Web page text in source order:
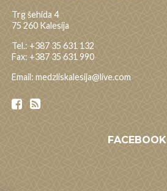
Trg šehida 4
75 260 Kalesija
Tel.: +387 35 631 132
Fax: +387 35 631 990
Email: medzliskalesija@live.com
FACEBOOK